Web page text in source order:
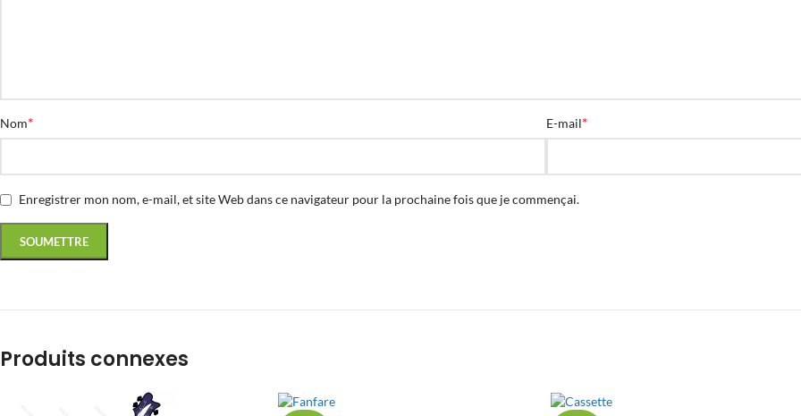
Nom* E-mail*
Enregistrer mon nom, e-mail, et site Web dans ce navigateur pour la prochaine fois que je commençai.
Produits connexes